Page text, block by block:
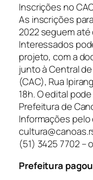
Inscrições no
As inscrições
2022 seguem até
Interessados
projeto, com a
junto à Central
(CAC), Rua
18h. O edital
Prefeitura de
Informações pelo
(51) 3425 7702 –
Prefeitura